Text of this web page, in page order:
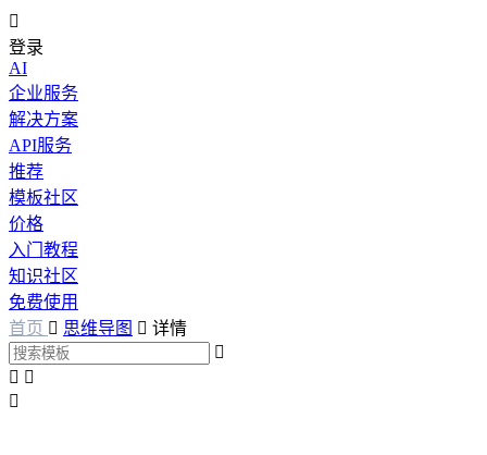

登录
AI
企业服务
解决方案
API服务
推荐
模板社区
价格
入门教程
知识社区
免费使用
首页  思维导图  详情

 
